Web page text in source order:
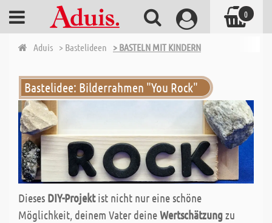
Aduis > Bastelideen > BASTELN MIT KINDERN
Bastelidee: Bilderrahmen "You Rock"
Dieses DIY-Projektist nicht nur eine schöne
Möglichkeit, deinem Vater deineWertschätzungzu
0